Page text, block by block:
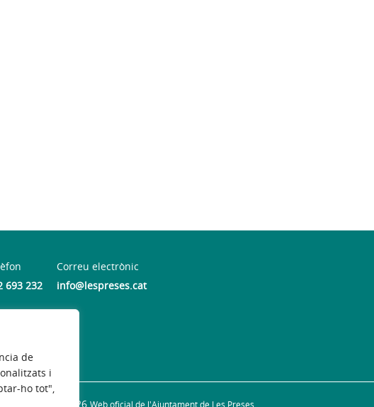
de
i
ho tot",
693 232
Correu electrònic
info@lespreses.cat
de 16 h a 19 h
© 2026